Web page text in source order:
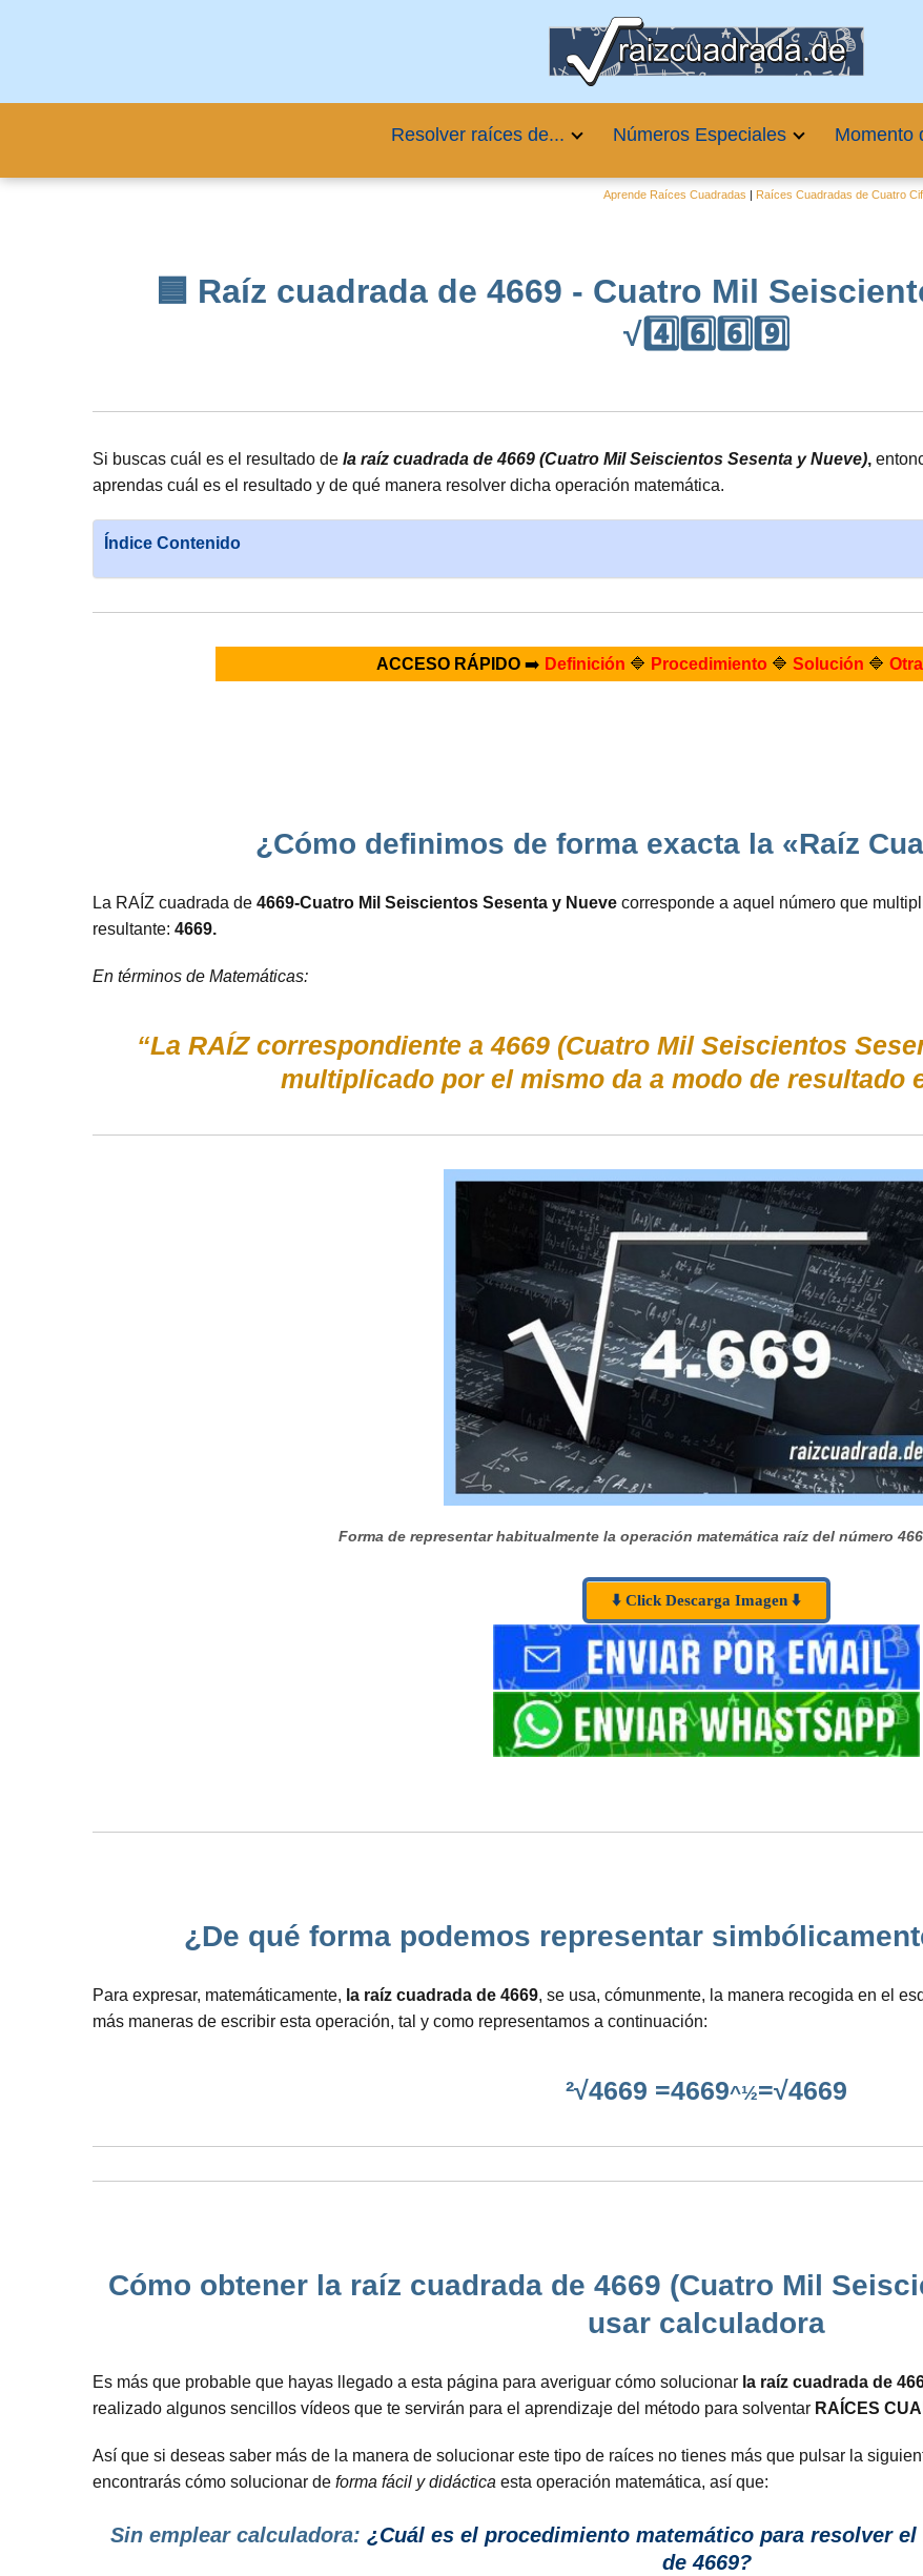
Resolver raíces de... Números Especiales Momento
Aprende Raíces Cuadradas | Raíces Cuadradas de Cuatro
🟦 Raíz cuadrada de 4669 - Cuatro Mil
√4️⃣6️⃣6️⃣9️⃣
Si buscas cuál es el resultado de la raíz cuadrada de 4669 (Cuatro Mil Seiscientos Sesenta y Nueve),
aprendas cuál es el resultado y de qué manera resolver dicha operación matemática.
Índice Contenido
ACCESO RÁPIDO➡️ Definición 🔷 Procedimiento🔷 Solución 🔷
¿Cómo definimos de forma exacta la «Raíz
La RAÍZ cuadrada de 4669-Cuatro Mil Seiscientos Sesenta y Nueve corresponde a aquel número que
resultante: 4669.
En términos de Matemáticas:
“La RAÍZ correspondiente a 4669 (Cuatro Mil Seiscientos
multiplicado por el mismo da a modo de resultado
Forma de representar habitualmente la operación matemática raíz del número
⬇️ Click Descarga Imagen ⬇️
¿De qué forma podemos representar
Para expresar, matemáticamente, la raíz cuadrada de 4669, se usa, cómunmente, la manera recogida en el
más maneras de escribir esta operación, tal y como representamos a continuación:
²√4669 =4669^½=√4669
Cómo obtener la raíz cuadrada de 4669 (Cuatro Mil
usar calculadora
Es más que probable que hayas llegado a esta página para averiguar cómo solucionar la raíz cuadrada de
realizado algunos sencillos vídeos que te servirán para el aprendizaje del método para solventar RAÍCES
Así que si deseas saber más de la manera de solucionar este tipo de raíces no tienes más que pulsar la
encontrarás cómo solucionar de forma fácil y didáctica esta operación matemática, así que:
Sin emplear calculadora: ¿Cuál es el procedimiento matemático para resolver
de 4669?